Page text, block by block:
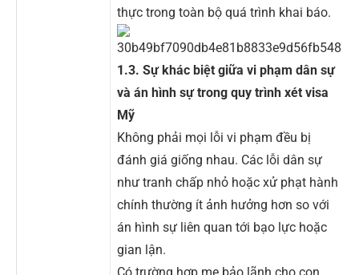
thực trong toàn bộ quá trình khai báo.
1.3. Sự khác biệt giữa vi phạm dân sự
và án hình sự trong quy trình xét visa
Mỹ
Không phải mọi lỗi vi phạm đều bị
đánh giá giống nhau. Các lỗi dân sự
như tranh chấp nhỏ hoặc xử phạt hành
chính thường ít ảnh hưởng hơn so với
án hình sự liên quan tới bạo lực hoặc
gian lận.